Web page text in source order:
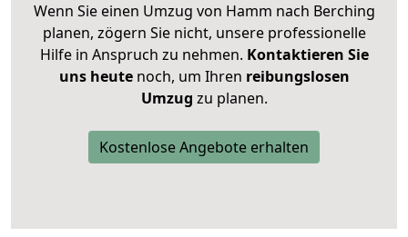
Wenn Sie einen Umzug von Hamm nach Berching
planen, zögern Sie nicht, unsere professionelle
Hilfe in Anspruch zu nehmen. Kontaktieren Sie
uns heutenoch, um Ihren reibungslosen
Umzug zu planen.
Kostenlose Angebote erhalten